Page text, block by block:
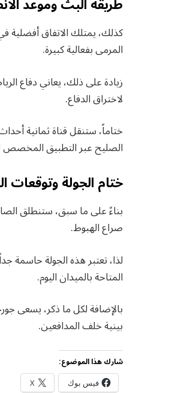
كذلك، يمتلك الاتفاق أفضلية
المرمى بفعالية كبيرة.
زيادة على ذلك، يعاني دفاع
لاختراق الدفاع.
ختاماً، ستنقل قناة ثمانية
الصليح عبر التطبيق
ختام الجولة وتوقعات
بناءً على ما سبق، ستنطلق
صراع الهبوط.
لذا، تعتبر هذه الجولة حاسمة
المتاحة بالميدان اليوم.
بالإضافة لكل ما ذكر، يسعى
بينية خلف المدافعين.
شارك هذا الموضوع:
فيس بوك X